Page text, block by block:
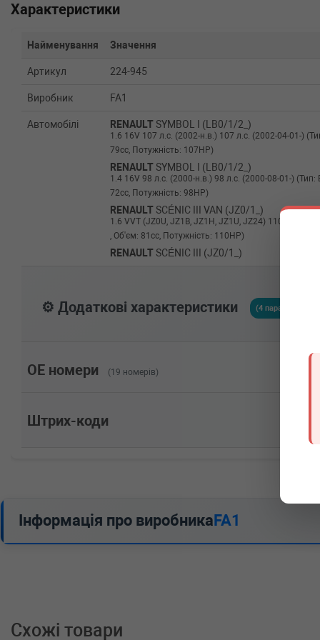
Характеристики
Найменування Значення
Артикул 224-945
Виробник FA1
Автомобілі RENAULTSYMBOL I (LB0/1/2_)
1.6 16V 107 л.с. (2002-н.в.) 107 л.с. (2002-04-01-)
79cc, Потужність: 107HP)
RENAULTSYMBOL I (LB0/1/2_)
1.4 16V 98 л.с. (2000-н.в.) 98 л.с. (2000-08-01-)
72cc, Потужність: 98HP)
RENAULTSCÉNIC III VAN (JZ0/1_)
1.6 VVT (JZ0U, JZ1B, JZ1H, JZ1U, JZ24) 110 л.с.
, Об'єм: 81cc, Потужність: 110HP)
RENAULTSCÉNIC III (JZ0/1_)
1.5 dCi (JM1F) 86 л.с. (2005-н.в.) 86 л.с. (2005-05-
1.5 dCi (FP0G, JP0G) 68 л.с. (2004-н.в.) 68 л.с.
1.5 dCi 86 л.с. (2005-н.в.) 86 л.с. (2005-05-01-) (Тип:
⚙️ Додаткові характеристики (4 параметрів)
OE номери (19 номерів)
Штрих-коди
Інформація про виробникаFA1
Схожі товари